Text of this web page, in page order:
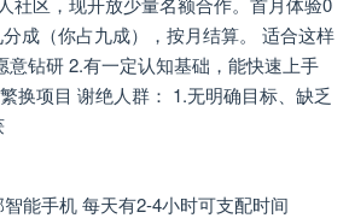
成（你占九成），按月结算。 适合这样
意钻研 2.有一定认知基础，能快速上手
换项目 谢绝人群： 1.无明确目标、缺乏
能手机 每天有2-4小时可支配时间